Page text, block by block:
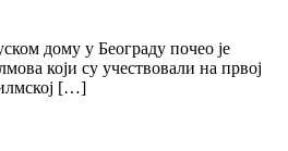
дому у Београду почео је
који су учествовали на првој
[…]